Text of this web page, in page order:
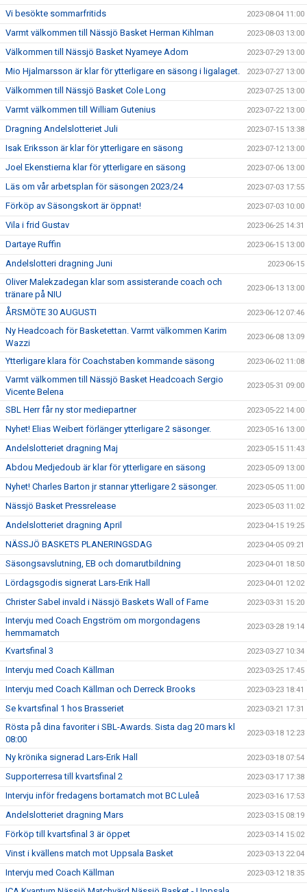
Vi besökte sommarfritids 2023-08-04 11:00
Varmt välkommen till Nässjö Basket Herman Kihlman 2023-08-03 13:00
Välkommen till Nässjö Basket Nyameye Adom 2023-07-29 13:00
Mio Hjalmarsson är klar för ytterligare en säsong i ligalaget. 2023-07-27 13:00
Välkommen till Nässjö Basket Cole Long 2023-07-25 13:00
Varmt välkommen till William Gutenius 2023-07-22 13:00
Dragning Andelslotteriet Juli 2023-07-15 13:38
Isak Eriksson är klar för ytterligare en säsong 2023-07-12 13:00
Joel Ekenstierna klar för ytterligare en säsong 2023-07-06 13:00
Läs om vår arbetsplan för säsongen 2023/24 2023-07-03 17:55
Förköp av Säsongskort är öppnat! 2023-07-03 10:00
Vila i frid Gustav 2023-06-25 14:31
Dartaye Ruffin 2023-06-15 13:00
Andelslotteri dragning Juni 2023-06-15
Oliver Malekzadegan klar som assisterande coach och
tränare på NIU
2023-06-13 13:00
ÅRSMÖTE 30 AUGUSTI 2023-06-12 07:46
Ny Headcoach för Basketettan. Varmt välkommen Karim
Wazzi
2023-06-08 13:09
Ytterligare klara för Coachstaben kommande säsong 2023-06-02 11:08
Varmt välkommen till Nässjö Basket Headcoach Sergio
Vicente Belena
2023-05-31 09:00
SBL Herr får ny stor mediepartner 2023-05-22 14:00
Nyhet! Elias Weibert förlänger ytterligare 2 säsonger. 2023-05-16 13:00
Andelslotteriet dragning Maj 2023-05-15 11:43
Abdou Medjedoub är klar för ytterligare en säsong 2023-05-09 13:00
Nyhet! Charles Barton jr stannar ytterligare 2 säsonger. 2023-05-05 11:00
Nässjö Basket Pressrelease 2023-05-03 11:02
Andelslotteriet dragning April 2023-04-15 19:25
NÄSSJÖ BASKETS PLANERINGSDAG 2023-04-05 09:21
Säsongsavslutning, EB och domarutbildning 2023-04-01 18:50
Lördagsgodis signerat Lars-Erik Hall 2023-04-01 12:02
Christer Sabel invald i Nässjö Baskets Wall of Fame 2023-03-31 15:20
Intervju med Coach Engström om morgondagens
hemmamatch
2023-03-28 19:14
Kvartsfinal 3 2023-03-27 10:34
Intervju med Coach Källman 2023-03-25 17:45
Intervju med Coach Källman och Derreck Brooks 2023-03-23 18:41
Se kvartsfinal 1 hos Brasseriet 2023-03-21 17:31
Rösta på dina favoriter i SBL-Awards. Sista dag 20 mars kl
08:00
2023-03-18 12:23
Ny krönika signerad Lars-Erik Hall 2023-03-18 07:54
Supporterresa till kvartsfinal 2 2023-03-17 17:38
Intervju inför fredagens bortamatch mot BC Luleå 2023-03-16 17:53
Andelslotteriet dragning Mars 2023-03-15 08:19
Förköp till kvartsfinal 3 är öppet 2023-03-14 15:02
Vinst i kvällens match mot Uppsala Basket 2023-03-13 22:04
Intervju med Coach Källman 2023-03-12 18:35